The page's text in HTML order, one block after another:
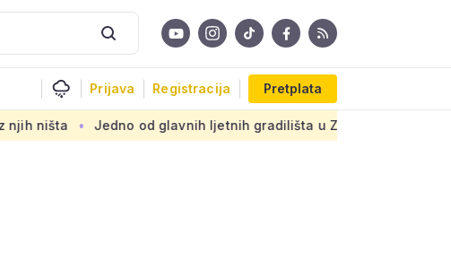
Prijava Registracija Pretplata
Jedno od glavnih ljetnih gradilišta u Zagrebu: Novi armirani beton